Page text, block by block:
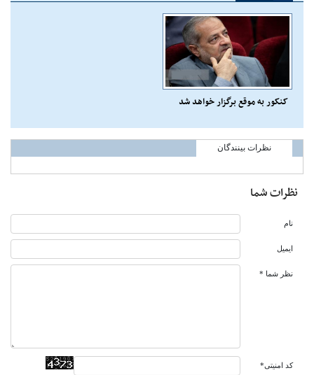
کنکور به موقع برگزار خواهد شد
نظرات بینندگان
نظرات شما
نام
ایمیل
نظر شما *
کد امنیتی*